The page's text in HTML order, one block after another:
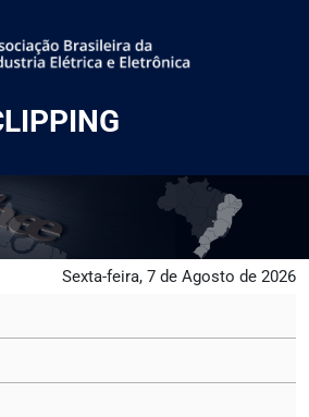
Sexta-feira, 7 de Agosto de 2026